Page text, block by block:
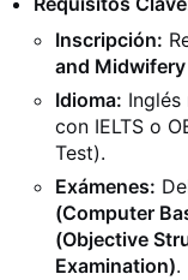
Inscripción:
and
Idioma: Inglés
con IELTS o
Test).
Exámenes:
(Computer
(Objective
Examination).